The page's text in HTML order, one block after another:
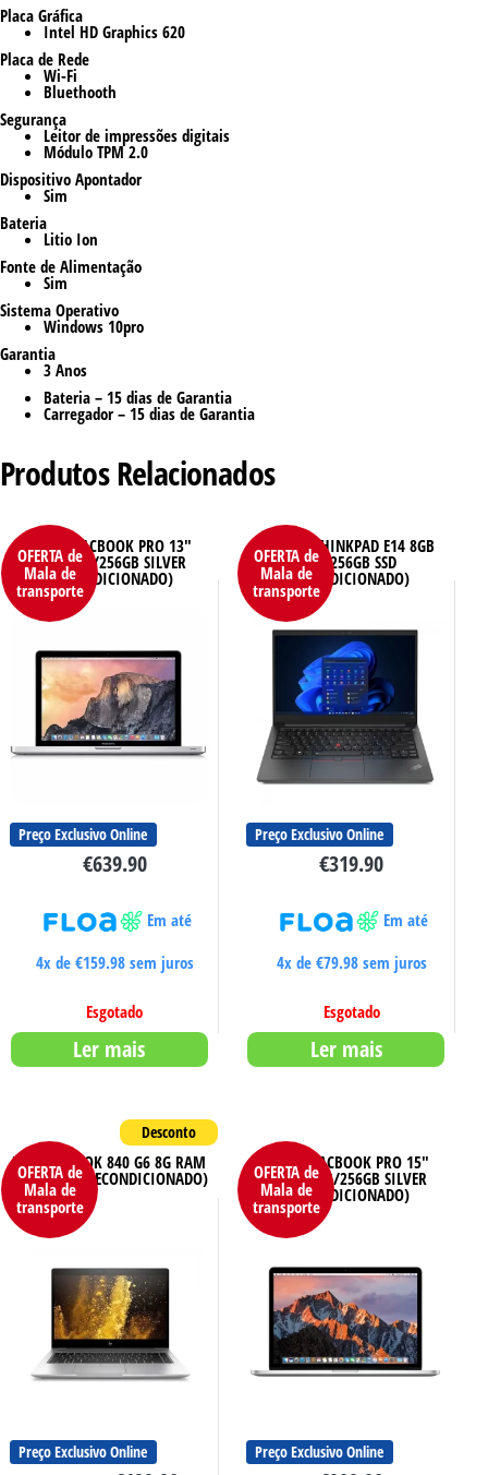
Placa Gráfica
Intel HD Graphics 620
Placa de Rede
Wi-Fi
Bluethooth
Segurança
Leitor de impressões digitais
Módulo TPM 2.0
Dispositivo Apontador
Sim
Bateria
Litio Ion
Fonte de Alimentação
Sim
Sistema Operativo
Windows 10pro
Garantia
3 Anos
Bateria – 15 dias de Garantia
Carregador – 15 dias de Garantia
Produtos Relacionados
APPLE MACBOOK PRO 13″
2016 8GB/256GB SILVER
(RECONDICIONADO)
OFERTA de
Mala de
transporte
Preço Exclusivo Online
€639.90
Em até
4x de €159.98sem juros
Esgotado
Ler mais
LENOVO THINKPAD E14 8GB
RAM 256GB SSD
(RECONDICIONADO)
OFERTA de
Mala de
transporte
Preço Exclusivo Online
€319.90
Em até
4x de €79.98sem juros
Esgotado
Ler mais
HP ELITEBOOK 840 G6 8G RAM
256GB SSD (RECONDICIONADO)
OFERTA de
Mala de
transporte
Preço Exclusivo Online
APPLE MACBOOK PRO 15″
2018 16GB/256GB SILVER
(RECONDICIONADO)
OFERTA de
Mala de
transporte
Preço Exclusivo Online